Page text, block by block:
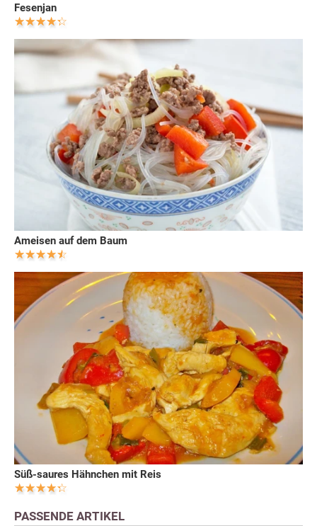
Fesenjan
Ameisen auf dem Baum
Süß-saures Hähnchen mit Reis
PASSENDE ARTIKEL